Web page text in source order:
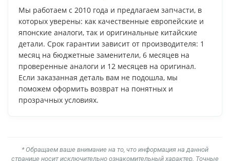
Мы работаем с 2010 года и предлагаем запчасти, в
которых уверены: как качественные европейские и
японские аналоги, так и оригинальные китайские
детали. Срок гарантии зависит от производителя: 1
месяц на бюджетные заменители, 6 месяцев на
проверенные аналоги и 12 месяцев на оригинал.
Если заказанная деталь вам не подошла, мы
поможем оформить возврат на понятных и
прозрачных условиях.
* Обращаем ваше внимание на то, что информация на данной
странице носит исключительно ознакомительный характер. Точные